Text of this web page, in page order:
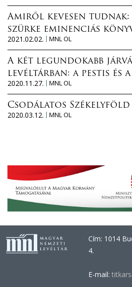
Amiről kevesen tudnak:
szürke eminenciás
2021.02.02.
MNL OL
A két legundokabb
levéltárban: a pestis és
2020.11.27.
MNL OL
Csodálatos Székelyföld
2020.03.12.
MNL OL
Cím: 1014
4.
E-mail: